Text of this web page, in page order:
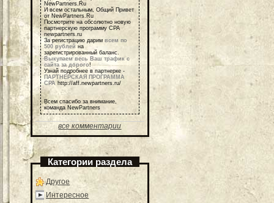
NewPartners.Ru
И всем остальным, Общий Привет
от NewPartners.Ru
Посмотрите на обсолютно новую
партнерскую программу СРА
newpartners.ru
За регистрацию дарим всем по
500 рублей на
зарегистрированный баланс.
Выкупаем весь Ваш трафик с
сайта за дорого!
Узнай подробнее в партнерке -
ПАРТНЕРСКАЯ ПРОГРАММА
СРА http://aff.newpartners.ru/
Всем спасибо за внимание,
команда NewPartners
все комментарии
Категории раздела
Другое
Интересное